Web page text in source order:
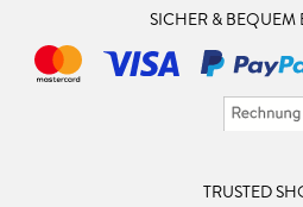
SICHER & BEQUEM
TRUSTED